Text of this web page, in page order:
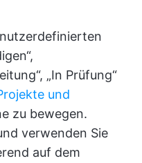
„In Prüfung“
und
zu bewegen.
verwenden Sie
auf dem